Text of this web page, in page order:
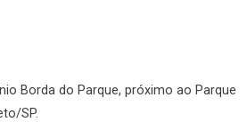
Borda do Parque, próximo ao Parque
SP.
nosso
visita